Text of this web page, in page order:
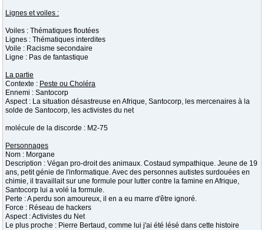
Lignes et voiles :
Voiles : Thématiques floutées
Lignes : Thématiques interdites
Voile : Racisme secondaire
Ligne : Pas de fantastique
La partie
Contexte : Peste ou Choléra
Ennemi : Santocorp
Aspect : La situation désastreuse en Afrique, Santocorp, les mercenaires à la
solde de Santocorp, les activistes du net
molécule de la discorde : M2-75
Personnages
Nom : Morgane
Description : Végan pro-droit des animaux. Costaud sympathique. Jeune de 19
ans, petit génie de l'informatique. Avec des personnes autistes surdouées en
chimie, il travaillait sur une formule pour lutter contre la famine en Afrique,
Santocorp lui a volé la formule.
Perte : A perdu son amoureux, il en a eu marre d'être ignoré.
Force : Réseau de hackers
Aspect : Activistes du Net
Le plus proche : Pierre Bertaud, comme lui j'ai été lésé dans cette histoire